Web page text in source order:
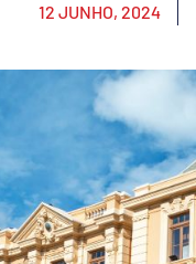
12 JUNHO, 2024